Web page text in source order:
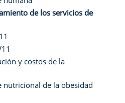
de los servicios de
y costos de la
nutricional de la obesidad